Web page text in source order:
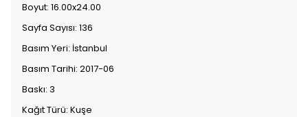
Boyut: 16.00x24.00
Sayfa Sayısı: 136
Basım Yeri: İstanbul
Basım Tarihi: 2017-06
Baskı: 3
Kağıt Türü: Kuşe